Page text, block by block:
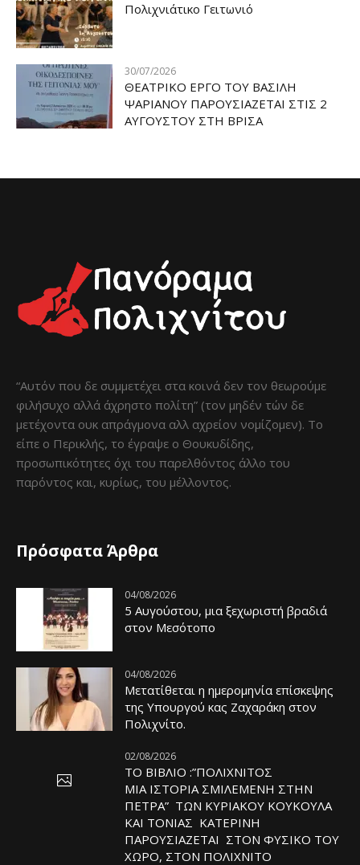
Πολιχνιάτικο Γειτωνιό
30/07/2026
ΘΕΑΤΡΙΚΟ ΕΡΓΟ ΤΟΥ ΒΑΣΙΛΗ
ΨΑΡΙΑΝΟΥ ΠΑΡΟΥΣΙΑΖΕΤΑΙ ΣΤΙΣ 2
ΑΥΓΟΥΣΤΟΥ ΣΤΗ ΒΡΙΣΑ
“Αυτόν που δε συμμετέχει στα κοινά δεν τον θεωρούμε
φιλήσυχο αλλά άχρηστο πολίτη” (τον μηδέν τών δε
μετέχοντα ουκ απράγμονα αλλ αχρείον νομίζομεν). Το
είπε ο Περικλής, το έγραψε ο Θουκυδίδης,
προσωπικότητες όχι του παρελθόντος άλλο του
παρόντος και, κυρίως, του μέλλοντος.
Πρόσφατα Άρθρα
04/08/2026
5 Αυγούστου, μια ξεχωριστή βραδιά
στον Μεσότοπο
04/08/2026
Μετατίθεται η ημερομηνία επίσκεψης
της Υπουργού κας Ζαχαράκη στον
Πολιχνίτο.
02/08/2026
ΤΟ ΒΙΒΛΙΟ :”ΠΟΛΙΧΝΙΤΟΣ
ΜΙΑ ΙΣΤΟΡΙΑ ΣΜΙΛΕΜΕΝΗ ΣΤΗΝ
ΠΕΤΡΑ” ΤΩΝ ΚΥΡΙΑΚΟΥ ΚΟΥΚΟΥΛΑ
ΚΑΙ ΤΟΝΙΑΣ ΚΑΤΕΡΙΝΗ
ΠΑΡΟΥΣΙΑΖΕΤΑΙ ΣΤΟΝ ΦΥΣΙΚΟ ΤOY
ΧΩΡΟ, ΣΤΟΝ ΠΟΛΙΧΝΙΤΟ